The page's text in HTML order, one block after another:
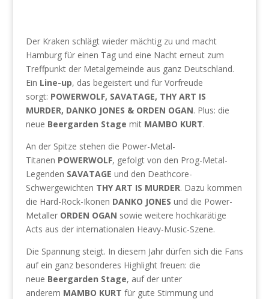
Der Kraken schlägt wieder mächtig zu und macht
Hamburg für einen Tag und eine Nacht erneut zum
Treffpunkt der Metalgemeinde aus ganz Deutschland.
Ein Line-up, das begeistert und für Vorfreude
sorgt: POWERWOLF, SAVATAGE, THY ART IS
MURDER, DANKO JONES & ORDEN OGAN. Plus: die
neue Beergarden Stage mit MAMBO KURT.
An der Spitze stehen die Power-Metal-
Titanen POWERWOLF, gefolgt von den Prog-Metal-
Legenden SAVATAGE und den Deathcore-
Schwergewichten THY ART IS MURDER. Dazu kommen
die Hard-Rock-Ikonen DANKO JONES und die Power-
Metaller ORDEN OGAN sowie weitere hochkarätige
Acts aus der internationalen Heavy-Music-Szene.
Die Spannung steigt. In diesem Jahr dürfen sich die Fans
auf ein ganz besonderes Highlight freuen: die
neue Beergarden Stage, auf der unter
anderem MAMBO KURT für gute Stimmung und